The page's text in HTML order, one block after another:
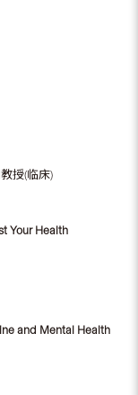
授(临床)
Your Health
and Mental Health